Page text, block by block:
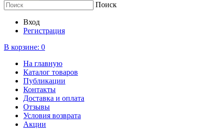
Поиск
Вход
Регистрация
В корзине: 0
На главную
Каталог товаров
Публикации
Контакты
Доставка и оплата
Отзывы
Условия возврата
Акции